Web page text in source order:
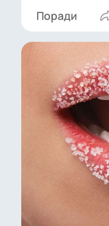
Поради